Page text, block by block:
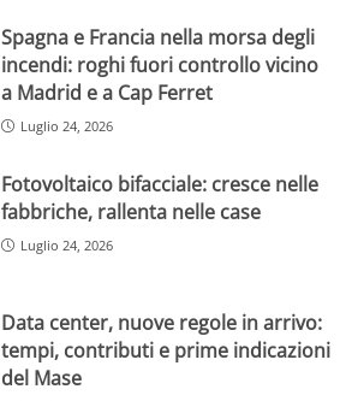
Spagna e Francia nella morsa degli
incendi: roghi fuori controllo vicino
a Madrid e a Cap Ferret
Luglio 24, 2026
Fotovoltaico bifacciale: cresce nelle
fabbriche, rallenta nelle case
Luglio 24, 2026
Data center, nuove regole in arrivo:
tempi, contributi e prime indicazioni
del Mase